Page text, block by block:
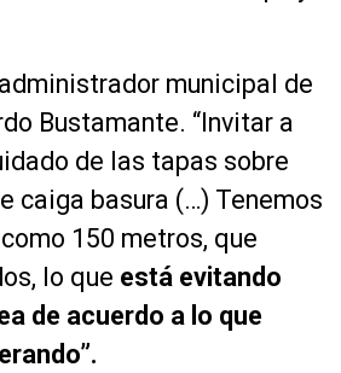
municipal de
Bustamante. “Invitar a
de las tapas sobre
caiga basura (…) Tenemos
150 metros, que
lo que está evitando
de acuerdo a lo que